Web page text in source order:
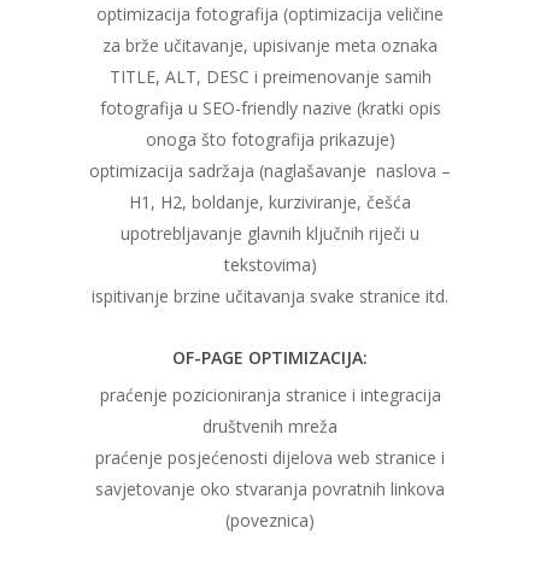
optimizacija fotografija (optimizacija veličine
za brže učitavanje, upisivanje meta oznaka
TITLE, ALT, DESC i preimenovanje samih
fotografija u SEO-friendly nazive (kratki opis
onoga što fotografija prikazuje)
optimizacija sadržaja (naglašavanje naslova –
H1, H2, boldanje, kurziviranje, češća
upotrebljavanje glavnih ključnih riječi u
tekstovima)
ispitivanje brzine učitavanja svake stranice itd.
OF-PAGE OPTIMIZACIJA:
praćenje pozicioniranja stranice i integracija
društvenih mreža
praćenje posjećenosti dijelova web stranice i
savjetovanje oko stvaranja povratnih linkova
(poveznica)